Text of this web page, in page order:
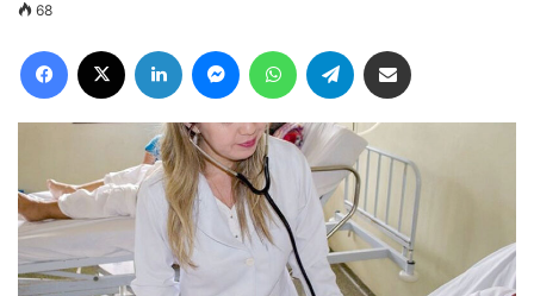
68
Facebook Linkedin MessengerWhatsAppTelegram